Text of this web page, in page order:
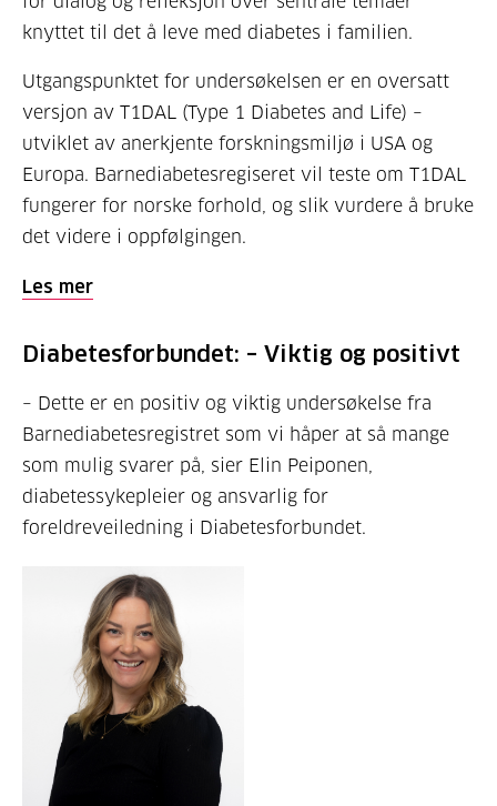
knyttet til det å leve med diabetes i familien.
Utgangspunktet for undersøkelsen er en oversatt
versjon av T1DAL (Type 1 Diabetes and Life) –
utviklet av anerkjente forskningsmiljø i USA og
Europa. Barnediabetesregiseret vil teste om T1DAL
fungerer for norske forhold, og slik vurdere å bruke
det videre i oppfølgingen.
Les mer
Diabetesforbundet: – Viktig og positivt
– Dette er en positiv og viktig undersøkelse fra
Barnediabetesregistret som vi håper at så mange
som mulig svarer på, sier Elin Peiponen,
diabetessykepleier og ansvarlig for
foreldreveiledning i Diabetesforbundet.